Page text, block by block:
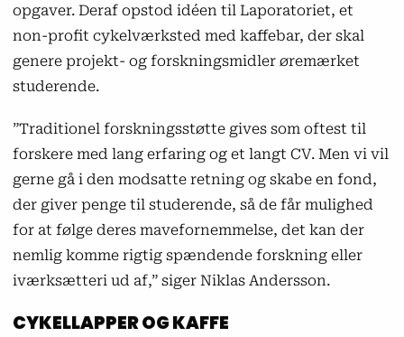
opgaver. Deraf opstod idéen til Laporatoriet, et
non-profit cykelværksted med kaffebar, der skal
genere projekt- og forskningsmidler øremærket
studerende.
”Traditionel forskningsstøtte gives som oftest til
forskere med lang erfaring og et langt CV. Men vi vil
gerne gå i den modsatte retning og skabe en fond,
der giver penge til studerende, så de får mulighed
for at følge deres mavefornemmelse, det kan der
nemlig komme rigtig spændende forskning eller
iværksætteri ud af,” siger Niklas Andersson.
CYKELLAPPER OG KAFFE